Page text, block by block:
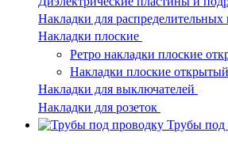
Накладки для распределительных
Накладки плоские
Ретро накладки плоские
Накладки плоские
Накладки для выключателей
Накладки для розеток
Трубы под